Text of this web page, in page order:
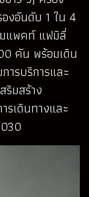
งอันดับ 1 ใน 4
แพคท์ แฟมิลี่
คัน พร้อมเดิน
รบริการและ
มสร้าง
รเดินทางและ